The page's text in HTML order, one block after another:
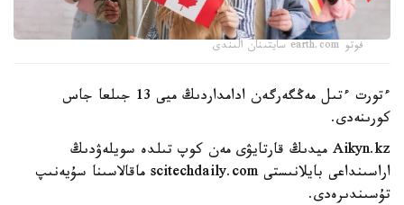
فوتو earth.com سايتىنان الىندى
ءتورت ءتىل مەڭگەرگەن ادامداردىڭ ميى 13 جىلعا جاس
كورىنەدى.
Aikyn.kz ميدىڭ قارتايۋى مەن كوپ تىلدە سويلەۋدىڭ
اراسىنداعى بايلانىستى scitechdaily.com ماقالاسىنا سۇيەنىپ
تۇسىندىرەدى.